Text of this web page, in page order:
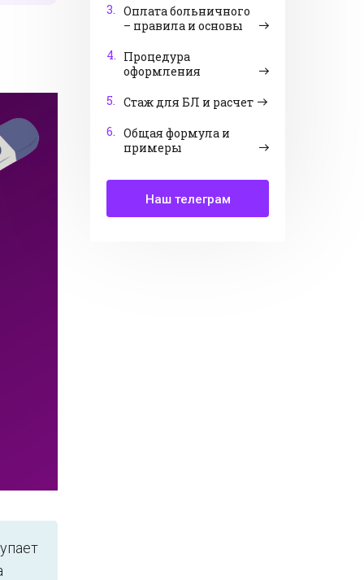
3. Оплата больничного
– правила и основы
4. Процедура
оформления
5. Стаж для БЛ и расчет
6. Общая формула и
примеры
Наш телеграм